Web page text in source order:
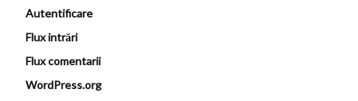
Autentificare
Flux intrări
Flux comentarii
WordPress.org